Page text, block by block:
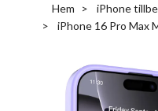
Hem iPhone
iPhone 16 Pro Max